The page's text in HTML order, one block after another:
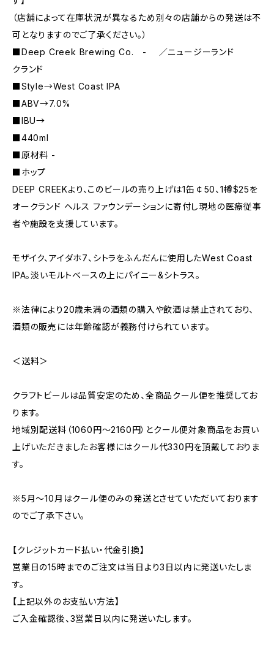
（店舗によって在庫状況が異なるため別々の店舗からの発送は不
可となりますのでご了承ください。）
■Deep Creek Brewing Co. - ／ニュージーランド
クランド
■Style→West Coast IPA
■ABV→7.0%
■IBU→
■440ml
■原材料 -
■ホップ
DEEP CREEKより、このビールの売り上げは1缶￠50、1樽$25を
オークランド ヘルス ファウンデーションに寄付し現地の医療従事
者や施設を支援しています。
モザイク、アイダホ7、シトラをふんだんに使用したWest Coast
IPA。淡いモルトベースの上にパイニー&シトラス。
※法律により20歳未満の酒類の購入や飲酒は禁止されており、
酒類の販売には年齢確認が義務付けられています。
＜送料＞
クラフトビールは品質安定のため、全商品クール便を推奨してお
ります。
地域別配送料（1060円～2160円）とクール便対象商品をお買い
上げいただきましたお客様にはクール代330円を頂戴しておりま
す。
※5月～10月はクール便のみの発送とさせていただいております
のでご了承下さい。
【クレジットカード払い・代金引換】
営業日の15時までのご注文は当日より3日以内に発送いたしま
す。
【上記以外のお支払い方法】
ご入金確認後、3営業日以内に発送いたします。